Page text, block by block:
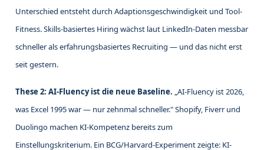
Unterschied entsteht durch Adaptionsgeschwindigkeit und Tool-
Fitness. Skills-basiertes Hiring wächst laut LinkedIn-Daten messbar
schneller als erfahrungsbasiertes Recruiting — und das nicht erst
seit gestern.
These 2: AI-Fluency ist die neue Baseline. „AI-Fluency ist 2026,
was Excel 1995 war — nur zehnmal schneller." Shopify, Fiverr und
Duolingo machen KI-Kompetenz bereits zum
Einstellungskriterium. Ein BCG/Harvard-Experiment zeigte: KI-